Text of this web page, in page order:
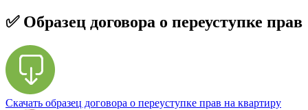
✅ Образец договора о переуступке прав
Скачать образец договора о переуступке прав на квартиру